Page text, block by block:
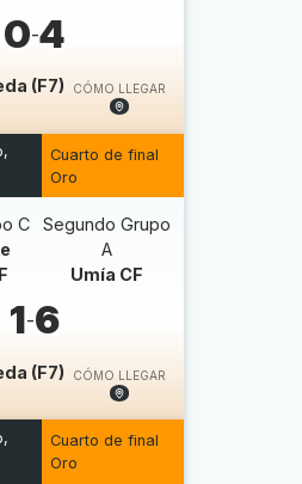
0-4
(F7)
CÓMO LLEGAR
Cuarto de final
Oro
C
Segundo Grupo
A
Umía CF
1-6
(F7)
CÓMO LLEGAR
Cuarto de final
Oro